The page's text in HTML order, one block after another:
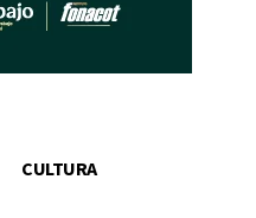
CULTURA